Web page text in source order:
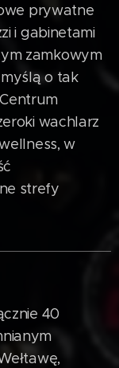
prywatne
i gabinetami
zamkowym
o tak
wachlarz
w
strefy
40